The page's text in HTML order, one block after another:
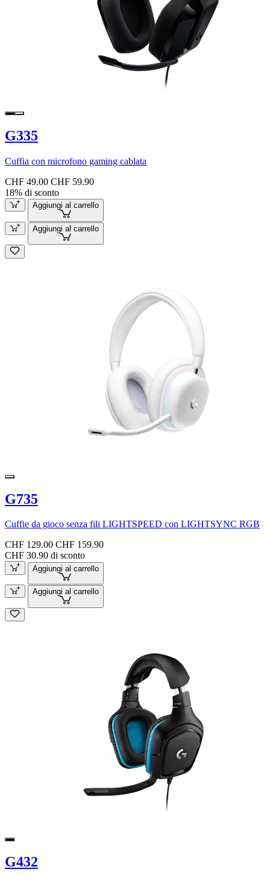
G335
Cuffia con microfono gaming cablata
CHF 49.00 CHF 59.90
18% di sconto
Aggiungi al carrello
Aggiungi al carrello
G735
Cuffie da gioco senza fili LIGHTSPEED con LIGHTSYNC RGB
CHF 129.00 CHF 159.90
CHF 30.90 di sconto
Aggiungi al carrello
Aggiungi al carrello
G432